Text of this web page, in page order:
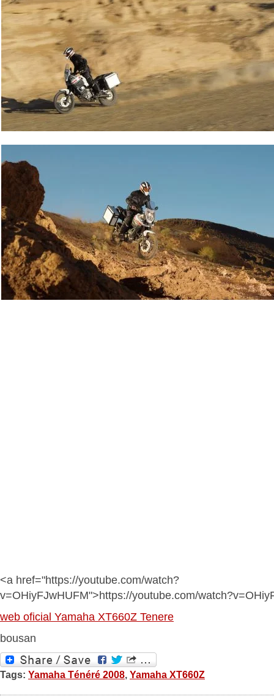
<a href="https://youtube.com/watch?
v=OHiyFJwHUFM">https://youtube.com/
web oficial Yamaha XT660Z Tenere
bousan
Tags: Yamaha Ténéré 2008, Yamaha XT660Z